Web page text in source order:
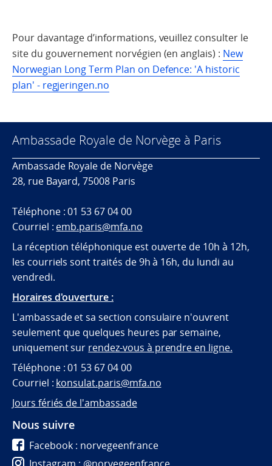
Pour davantage d’informations, veuillez consulter le
site du gouvernement norvégien (en anglais) : New
Norwegian Long Term Plan on Defence: 'A historic
plan' - regjeringen.no
Ambassade Royale de Norvège à Paris
Ambassade Royale de Norvège
28, rue Bayard, 75008 Paris
Téléphone : 01 53 67 04 00
Courriel : emb.paris@mfa.no
La réception téléphonique est ouverte de 10h à 12h,
les courriels sont traités de 9h à 16h, du lundi au
vendredi.
Horaires d'ouverture :
L'ambassade et sa section consulaire n'ouvrent
seulement que quelques heures par semaine,
uniquement sur rendez-vous à prendre en ligne.
Téléphone : 01 53 67 04 00
Courriel : konsulat.paris@mfa.no
Jours fériés de l'ambassade
Nous suivre
Facebook : norvegeenfrance